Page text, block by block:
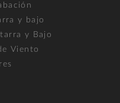
y bajo
y Bajo
Viento